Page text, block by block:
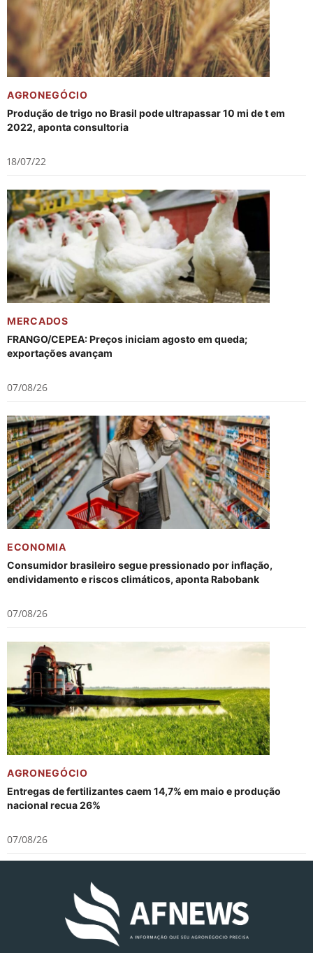
AGRONEGÓCIO
Produção de trigo no Brasil pode ultrapassar 10 mi de t em
2022, aponta consultoria
18/07/22
MERCADOS
FRANGO/CEPEA: Preços iniciam agosto em queda;
exportações avançam
07/08/26
ECONOMIA
Consumidor brasileiro segue pressionado por inflação,
endividamento e riscos climáticos, aponta Rabobank
07/08/26
AGRONEGÓCIO
Entregas de fertilizantes caem 14,7% em maio e produção
nacional recua 26%
07/08/26